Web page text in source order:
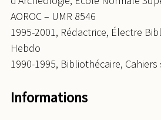
AOROC – UMR 8546
1995-2001, Rédactrice, Électre
Hebdo
1990-1995, Bibliothécaire, Cahiers
Informations